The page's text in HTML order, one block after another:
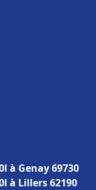
à Genay 69730
à Lillers 62190